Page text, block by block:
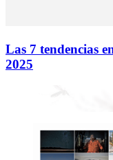
Las 7 tendencias
2025